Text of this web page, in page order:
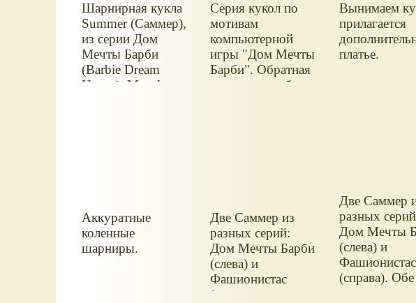
Шарнирная кукла
Summer (Саммер),
из серии Дом
Мечты Барби
(Barbie Dream
House), Mattel.
Серия кукол по
мотивам
компьютерной
игры "Дом Мечты
Барби". Обратная
сторона коробки.
Вынимаем
прилагается
платье.
Аккуратные
коленные
шарниры.
Две Саммер из
разных серий:
Дом Мечты Барби
(слева) и
Фашионистас
(справа, переодета
Две Саммер
разных
Дом Мечты
(слева) и
Фашионистас
(справа). Обе